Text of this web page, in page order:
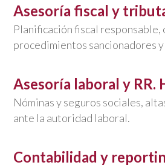
Asesoría fiscal y
Planificación fiscal responsable,
procedimientos sancionadores
Asesoría laboral y RR.
Nóminas y seguros sociales,
ante la autoridad laboral.
Contabilidad y